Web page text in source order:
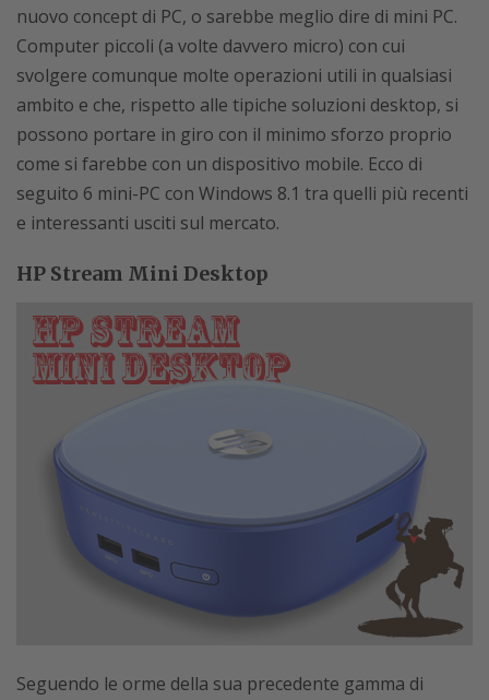
nuovo concept di PC, o sarebbe meglio dire di mini PC.
Computer piccoli (a volte davvero micro) con cui
svolgere comunque molte operazioni utili in qualsiasi
ambito e che, rispetto alle tipiche soluzioni desktop, si
possono portare in giro con il minimo sforzo proprio
come si farebbe con un dispositivo mobile. Ecco di
seguito 6 mini-PC con Windows 8.1 tra quelli più recenti
e interessanti usciti sul mercato.
HP Stream Mini Desktop
Seguendo le orme della sua precedente gamma di